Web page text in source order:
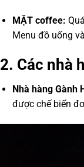
MẬT coffee:
Menu đồ uống
2. Các nhà
Nhà hàng Gành
được chế biến